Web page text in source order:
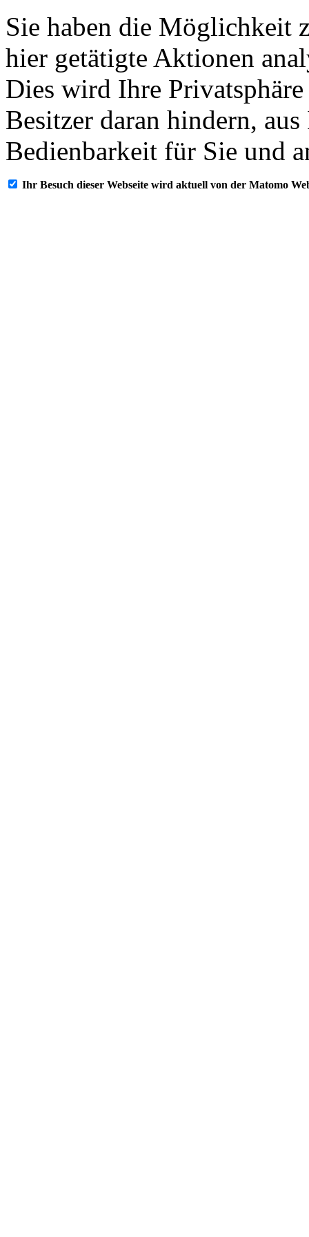
Sie haben die Möglichkeit
hier getätigte Aktionen
Dies wird Ihre
Besitzer daran hindern,
Bedienbarkeit für Sie und
Ihr Besuch dieser Webseite wird aktuell von der Matomo